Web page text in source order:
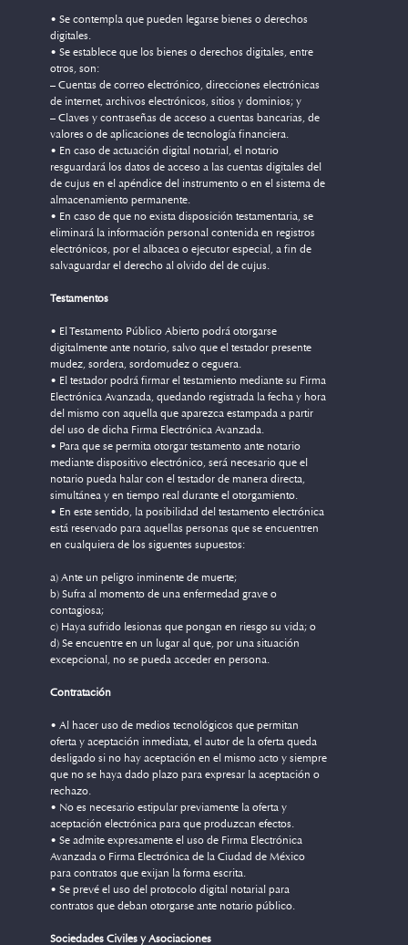
• Se contempla que pueden legarse bienes o derechos
digitales.
• Se establece que los bienes o derechos digitales, entre
otros, son:
– Cuentas de correo electrónico, direcciones electrónicas
de internet, archivos electrónicos, sitios y dominios; y
– Claves y contraseñas de acceso a cuentas bancarias, de
valores o de aplicaciones de tecnología financiera.
• En caso de actuación digital notarial, el notario
resguardará los datos de acceso a las cuentas digitales del
de cujus en el apéndice del instrumento o en el sistema de
almacenamiento permanente.
• En caso de que no exista disposición testamentaria, se
eliminará la información personal contenida en registros
electrónicos, por el albacea o ejecutor especial, a fin de
salvaguardar el derecho al olvido del de cujus.
Testamentos
• El Testamento Público Abierto podrá otorgarse
digitalmente ante notario, salvo que el testador presente
mudez, sordera, sordomudez o ceguera.
• El testador podrá firmar el testamiento mediante su Firma
Electrónica Avanzada, quedando registrada la fecha y hora
del mismo con aquella que aparezca estampada a partir
del uso de dicha Firma Electrónica Avanzada.
• Para que se permita otorgar testamento ante notario
mediante dispositivo electrónico, será necesario que el
notario pueda halar con el testador de manera directa,
simultánea y en tiempo real durante el otorgamiento.
• En este sentido, la posibilidad del testamento electrónica
está reservado para aquellas personas que se encuentren
en cualquiera de los siguentes supuestos:
a) Ante un peligro inminente de muerte;
b) Sufra al momento de una enfermedad grave o
contagiosa;
c) Haya sufrido lesionas que pongan en riesgo su vida; o
d) Se encuentre en un lugar al que, por una situación
excepcional, no se pueda acceder en persona.
Contratación
• Al hacer uso de medios tecnológicos que permitan
oferta y aceptación inmediata, el autor de la oferta queda
desligado si no hay aceptación en el mismo acto y siempre
que no se haya dado plazo para expresar la aceptación o
rechazo.
• No es necesario estipular previamente la oferta y
aceptación electrónica para que produzcan efectos.
• Se admite expresamente el uso de Firma Electrónica
Avanzada o Firma Electrónica de la Ciudad de México
para contratos que exijan la forma escrita.
• Se prevé el uso del protocolo digital notarial para
contratos que deban otorgarse ante notario público.
Sociedades Civiles y Asociaciones